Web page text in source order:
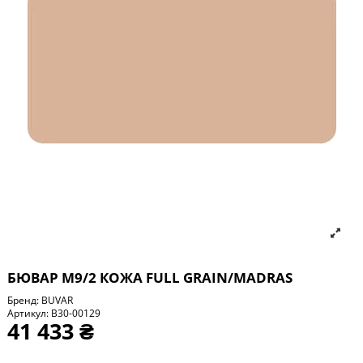
БЮВАР М9/2 КОЖА FULL GRAIN/MADRAS
Бренд: BUVAR
Артикул: B30-00129
41 433 ₴